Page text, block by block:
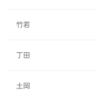
竹若
丁田
土岡